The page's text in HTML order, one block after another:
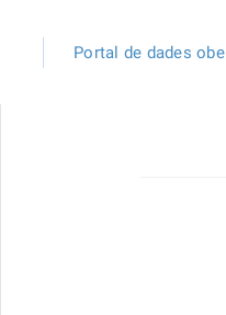
Portal de dades